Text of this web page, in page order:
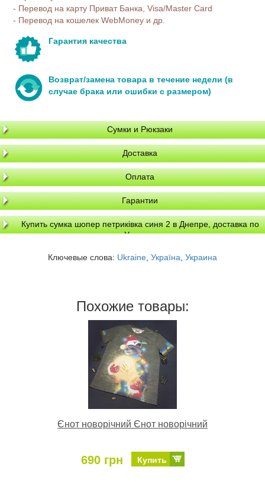
- Перевод на карту Приват Банка, Visa/Master Card
- Перевод на кошелек WebMoney и др.
Гарантия качества
Возврат/замена товара в течение недели (в
случае брака или ошибки с размером)
Сумки и Рюкзаки
Доставка
Оплата
Гарантии
Купить сумка шопер петриківка синя 2 в Днепре, доставка по
Украине
Ключевые слова: Ukraine Україна Украина
Похожие товары:
Єнот новорічний Єнот новорічний
690 грн Купить